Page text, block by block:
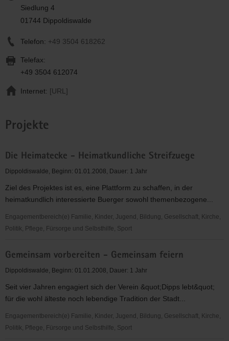
Siedlung 4
01744 Dippoldiswalde
Telefon: +49 3504 618262
Telefax:
+49 3504 612074
Internet: [URL]
Projekte
Die Heimatecke - Heimatkundliche Streifzuege
Dippoldiswalde, Beginn: 01.01.2008, Dauer: 1 Jahr
Ziel des Projektes ist es, eine Plattform zu schaffen, in der
heimatkundlich interessierte Buerger sowohl themenbezogene...
Engagementbereich(e) Familie, Kinder, Jugend, Bildung, Gesellschaft, Kirche,
Politik, Pflege, Fürsorge und Selbsthilfe, Sport
Heimatecke
-
Streifzuege
Gemeinsam vorbereiten - Gemeinsam feiern
Dippoldiswalde, Beginn: 01.01.2008, Dauer: 1 Jahr
Seit vier Jahren engagiert sich der Verein &quot;Dipps lebt&quot;
für die wohl älteste noch lebendige Tradition der Stadt...
Engagementbereich(e) Familie, Kinder, Jugend, Bildung, Gesellschaft, Kirche,
Politik, Pflege, Fürsorge und Selbsthilfe, Sport